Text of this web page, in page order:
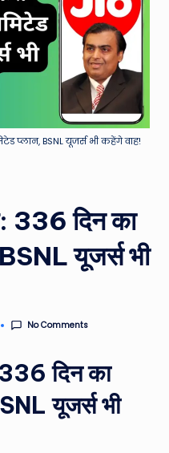
प्लान, BSNL यूजर्स भी कहेंगे वाह!
336 दिन का
यूजर्स भी
No Comments
दिन का
यूजर्स भी